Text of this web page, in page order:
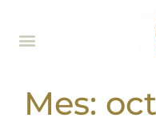
Mes: